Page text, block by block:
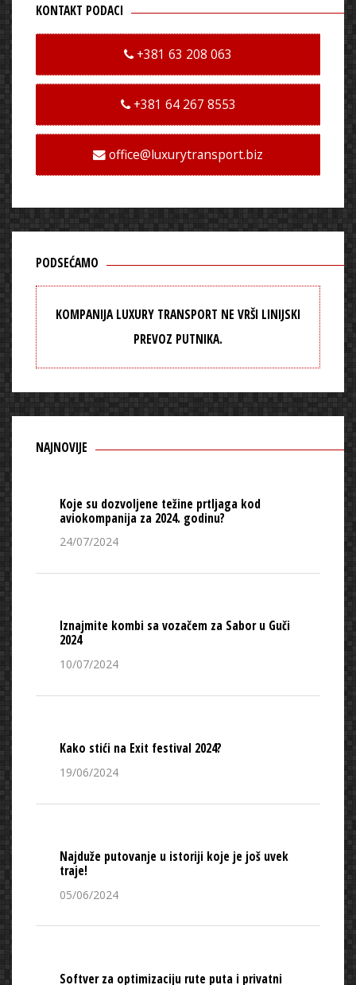
KONTAKT PODACI
+381 63 208 063
+381 64 267 8553
office@luxurytransport.biz
PODSEĆAMO
KOMPANIJA LUXURY TRANSPORT NE VRŠI LINIJSKI
PREVOZ PUTNIKA.
NAJNOVIJE
Koje su dozvoljene težine prtljaga kod
aviokompanija za 2024. godinu?
24/07/2024
Iznajmite kombi sa vozačem za Sabor u Guči
2024
10/07/2024
Kako stići na Exit festival 2024?
19/06/2024
Najduže putovanje u istoriji koje je još uvek
traje!
05/06/2024
Softver za optimizaciju rute puta i privatni